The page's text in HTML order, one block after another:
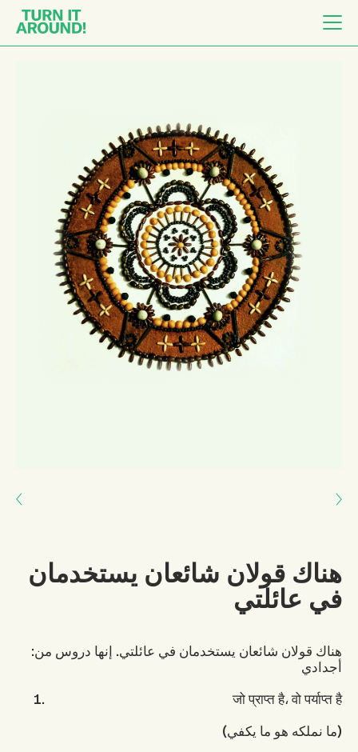
هناك قولان شائعان يستخدمان
في عائلتي
:هناك قولان شائعان يستخدمان في عائلتي. إنها دروس من
أجدادي
जो प्राप्त है، वो पर्याप्त है
(ما نملكه هو ما يكفي)